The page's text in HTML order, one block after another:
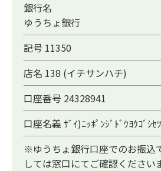
銀行名
ゆうちょ銀行
記号 11350
店名 138 (イチサンハチ)
口座番号 24328941
口座名義 ｻﾞｲ)ﾆｯﾎﾟﾝｼﾞﾄﾞｳﾖｳｺﾞｼｾ
※ゆうちょ銀行口座でのお振込
しては窓口にてご確認ください